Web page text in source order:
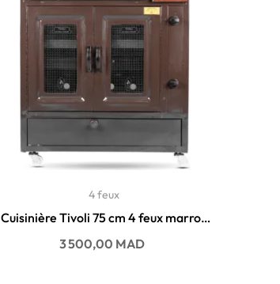
4 feux
Cuisinière Tivoli 75 cm 4 feux marron
avec tiroir
Prix
3 500,00 MAD